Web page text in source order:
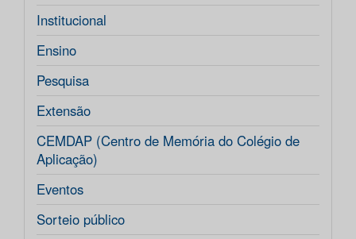
Institucional
Ensino
Pesquisa
Extensão
CEMDAP (Centro de Memória do Colégio de
Aplicação)
Eventos
Sorteio público